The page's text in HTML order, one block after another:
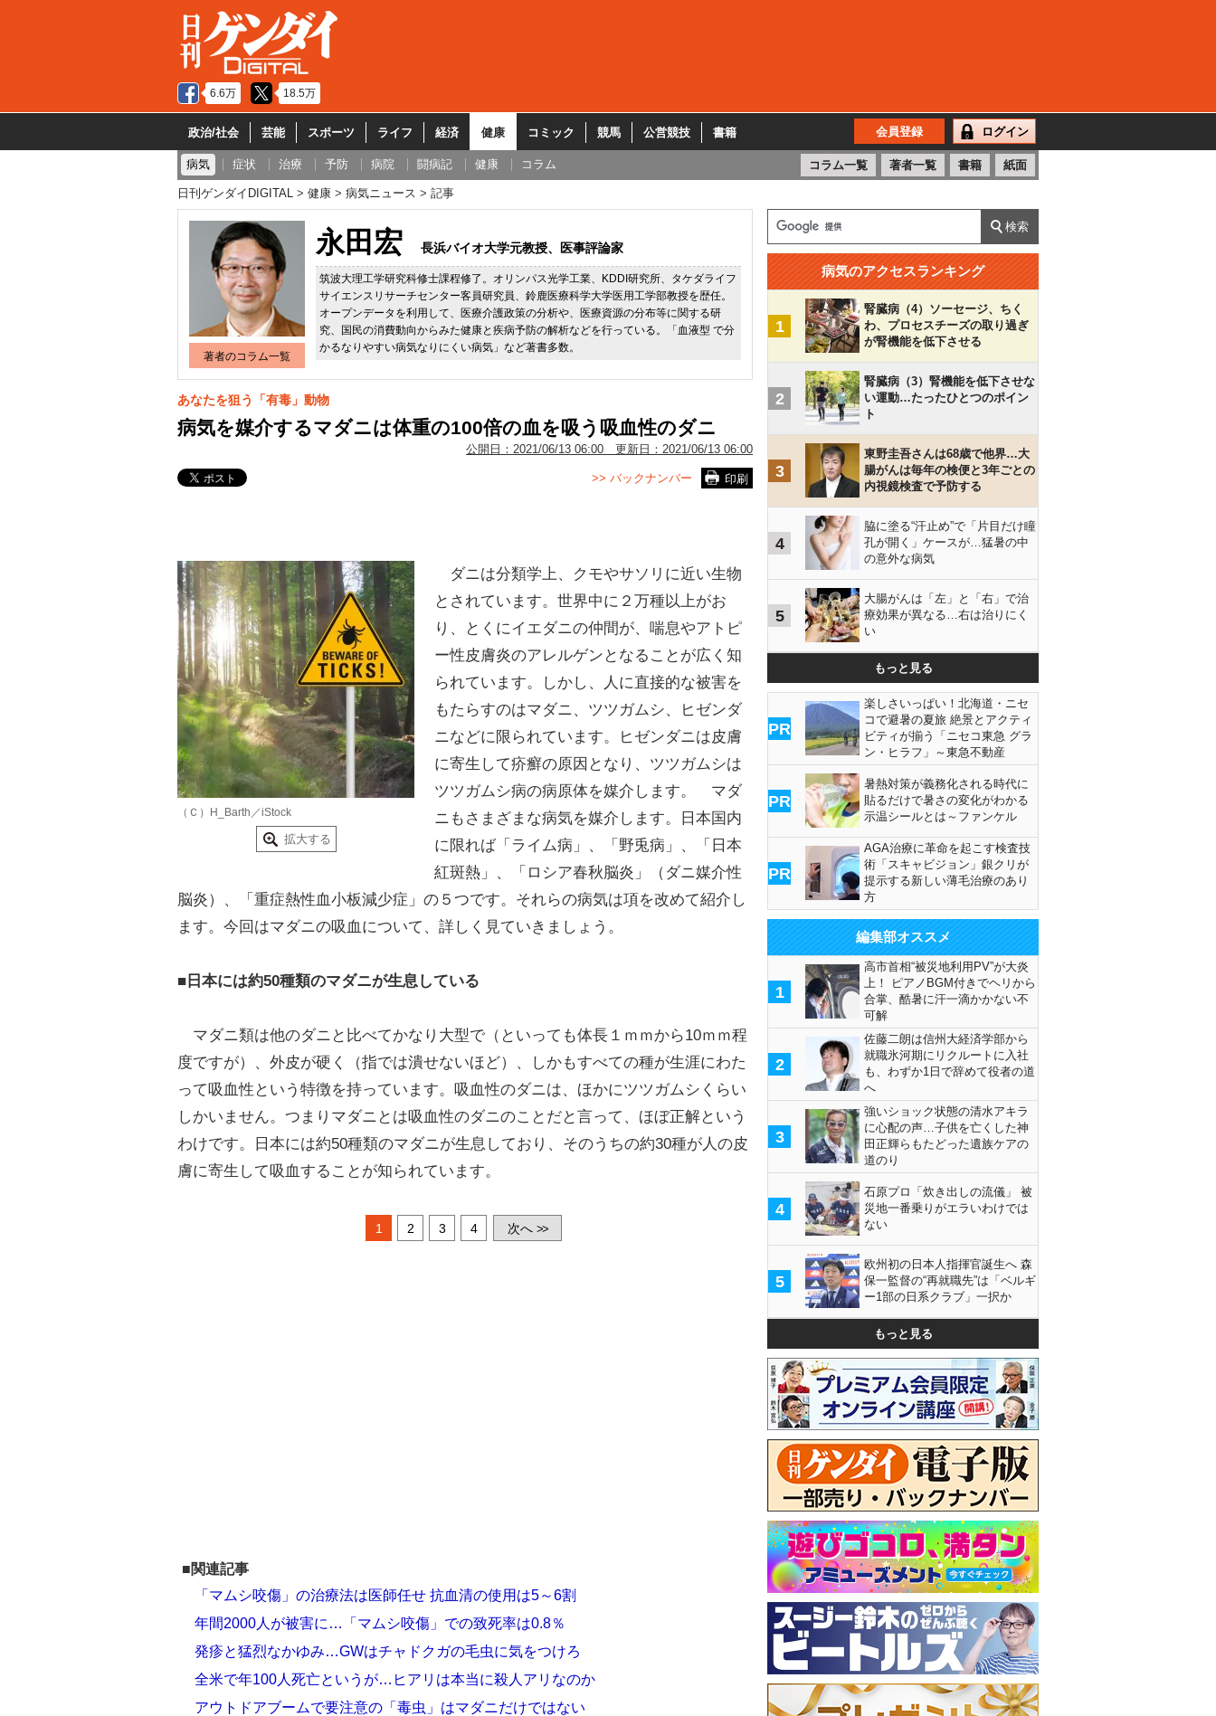
6.6万 18.5万
政治/社会 芸能 スポーツ ライフ 経済 健康 コミック 競馬 公営競技 書籍 会員登録 ログイン
病気 症状 治療 予防 病院 闘病記 健康 コラム コラム一覧 著者一覧 書籍 紙面
日刊ゲンダイDIGITAL 健康 病気ニュース 記事
著者のコラム一覧
永田宏 長浜バイオ大学元教授、医事評論家
筑波大理工学研究科修士課程修了。オリンパス光学工業、KDDI研究所、タケダライフ
サイエンスリサーチセンター客員研究員、鈴鹿医療科学大学医用工学部教授を歴任。
オープンデータを利用して、医療介護政策の分析や、医療資源の分布等に関する研
究、国民の消費動向からみた健康と疾病予防の解析などを行っている。「血液型 で分
かるなりやすい病気なりにくい病気」など著書多数。
あなたを狙う「有毒」動物
病気を媒介するマダニは体重の100倍の血を吸う吸血性のダニ
公開日： 2021/06/13 06:00 更新日： 2021/06/13 06:00
印刷
>> バックナンバー
（Ｃ）H_Barth／iStock
拡大する
ダニは分類学上、クモやサソリに近い生物
とされています。世界中に２万種以上がお
り、とくにイエダニの仲間が、喘息やアトピ
ー性皮膚炎のアレルゲンとなることが広く知
られています。しかし、人に直接的な被害を
もたらすのはマダニ、ツツガムシ、ヒゼンダ
ニなどに限られています。ヒゼンダニは皮膚
に寄生して疥癬の原因となり、ツツガムシは
ツツガムシ病の病原体を媒介します。 マダ
ニもさまざまな病気を媒介します。日本国内
に限れば「ライム病」、「野兎病」、「日本
紅斑熱」、「ロシア春秋脳炎」（ダニ媒介性
脳炎）、「重症熱性血小板減少症」の５つです。それらの病気は項を改めて紹介し
ます。今回はマダニの吸血について、詳しく見ていきましょう。
■日本には約50種類のマダニが生息している
マダニ類は他のダニと比べてかなり大型で（といっても体長１ｍｍから10ｍｍ程
度ですが）、外皮が硬く（指では潰せないほど）、しかもすべての種が生涯にわた
って吸血性という特徴を持っています。吸血性のダニは、ほかにツツガムシくらい
しかいません。つまりマダニとは吸血性のダニのことだと言って、ほぼ正解という
わけです。日本には約50種類のマダニが生息しており、そのうちの約30種が人の皮
膚に寄生して吸血することが知られています。
1 2 3 4 次へ >>
■関連記事
「マムシ咬傷」の治療法は医師任せ 抗血清の使用は5～6割
年間2000人が被害に…「マムシ咬傷」での致死率は0.8％
発疹と猛烈なかゆみ…GWはチャドクガの毛虫に気をつけろ
全米で年100人死亡というが…ヒアリは本当に殺人アリなのか
アウトドアブームで要注意の「毒虫」はマダニだけではない
病気のアクセスランキング
1
腎臓病（4）ソーセージ、ちく
わ、プロセスチーズの取り過ぎ
が腎機能を低下させる
2
腎臓病（3）腎機能を低下させな
い運動…たったひとつのポイン
ト
3
東野圭吾さんは68歳で他界…大
腸がんは毎年の検便と3年ごとの
内視鏡検査で予防する
4
脇に塗る“汗止め”で「片目だけ瞳
孔が開く」ケースが…猛暑の中
の意外な病気
5
大腸がんは「左」と「右」で治
療効果が異なる…右は治りにく
い
もっと見る
PR
楽しさいっぱい！北海道・ニセ
コで避暑の夏旅 絶景とアクティ
ビティが揃う「ニセコ東急 グラ
ン・ヒラフ」～東急不動産
PR
暑熱対策が義務化される時代に
貼るだけで暑さの変化がわかる
示温シールとは～ファンケル
PR
AGA治療に革命を起こす検査技
術「スキャビジョン」銀クリが
提示する新しい薄毛治療のあり
方
編集部オススメ
1
高市首相“被災地利用PV”が大炎
上！ ピアノBGM付きでヘリから
合掌、酷暑に汗一滴かかない不
可解
2
佐藤二朗は信州大経済学部から
就職氷河期にリクルートに入社
も、わずか1日で辞めて役者の道
へ
3
強いショック状態の清水アキラ
に心配の声…子供を亡くした神
田正輝らもたどった遺族ケアの
道のり
4
石原プロ「炊き出しの流儀」 被
災地一番乗りがエラいわけでは
ない
5
欧州初の日本人指揮官誕生へ 森
保一監督の“再就職先”は「ベルギ
ー1部の日系クラブ」一択か
もっと見る